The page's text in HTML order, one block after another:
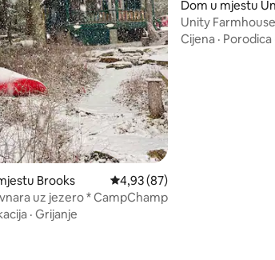
Brooks Prosječna ocjena: 4,93 od 5,
4,93 (87)
uz jezero * CampChamp
· Grijanje
Dom u mjestu
Unity
420 friendly.
Cijena · Porodica